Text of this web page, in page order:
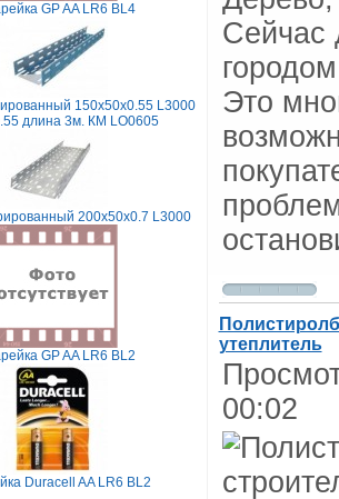
GP AA LR6 BL4
150х50х0.55 L3000
длина 3м. КМ LO0605
200х50х0.7 L3000
GP AA LR6 BL2
Duracell AA LR6 BL2
Сейчас
Это
утеплитель
00:02